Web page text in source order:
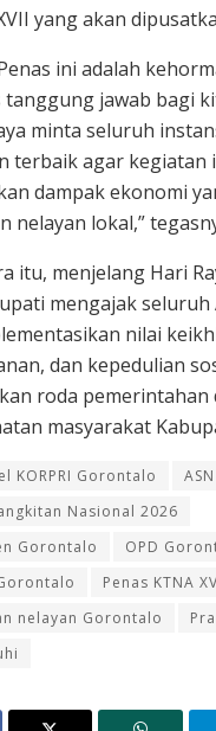
yang akan
ini adalah
tanggung jawab bagi
minta seluruh
terbaik agar kegiatan
dampak ekonomi
nelayan lokal,”
itu, menjelang Hari
mengajak seluruh
nilai
dan kepedulian
roda pemerintahan
masyarakat
KORPRI Gorontalo
Nasional 2026
Gorontalo
OPD
Penas KTNA
nelayan Gorontalo